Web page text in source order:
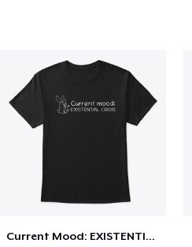
Current Mood: EXISTENTIAL CRISIS